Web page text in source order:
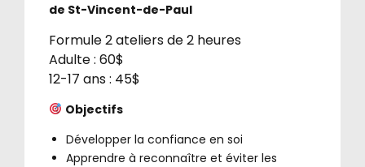
de St-Vincent-de-Paul
Formule 2 ateliers de 2 heures
Adulte : 60$
12-17 ans : 45$
Objectifs
Développer la confiance en soi
Apprendre à reconnaître et éviter les